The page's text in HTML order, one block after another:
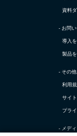
資料
- お問
導入
製品
- その他
利用
サイ
プラ
- メディ